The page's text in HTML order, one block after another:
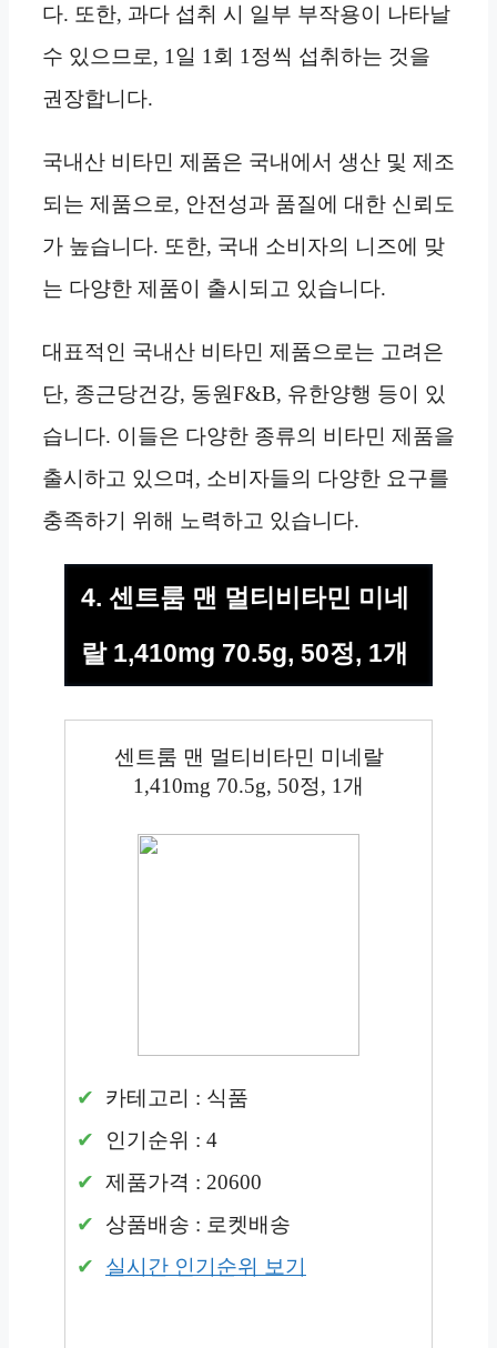
다. 또한, 과다 섭취 시 일부 부작용이 나타날
수 있으므로, 1일 1회 1정씩 섭취하는 것을
권장합니다.
국내산 비타민 제품은 국내에서 생산 및 제조
되는 제품으로, 안전성과 품질에 대한 신뢰도
가 높습니다. 또한, 국내 소비자의 니즈에 맞
는 다양한 제품이 출시되고 있습니다.
대표적인 국내산 비타민 제품으로는 고려은
단, 종근당건강, 동원F&B, 유한양행 등이 있
습니다. 이들은 다양한 종류의 비타민 제품을
출시하고 있으며, 소비자들의 다양한 요구를
충족하기 위해 노력하고 있습니다.
4. 센트룸 맨 멀티비타민 미네
랄 1,410mg 70.5g, 50정, 1개
센트룸 맨 멀티비타민 미네랄
1,410mg 70.5g, 50정, 1개
카테고리 : 식품
인기순위 : 4
제품가격 : 20600
상품배송 : 로켓배송
실시간 인기순위 보기